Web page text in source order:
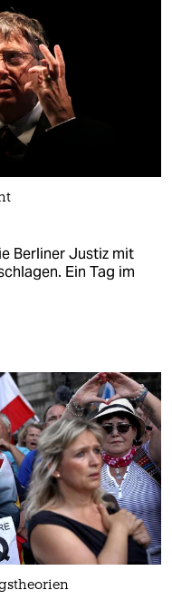
Berliner Justiz mit
Ein Tag im